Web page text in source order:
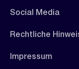
Social Media
Rechtliche
Impressum